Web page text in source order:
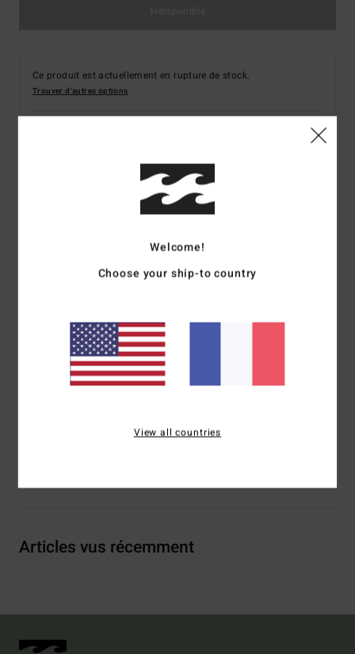
Ce produit est actuellement en rupture de stock.
Trouver d'autres options
sweat à capuche s'invite dans le dressing de tout homme
polyester stretch recyclé et coton biologique, ce sweat à
capuche intègre une matière molletonnée douce et des
imprimés sérigraphiés Billabong sur la poitrine et dans le
Details & caractéristiques
Articles vus récemment
Welcome!
Choose your ship-to country
View all countries